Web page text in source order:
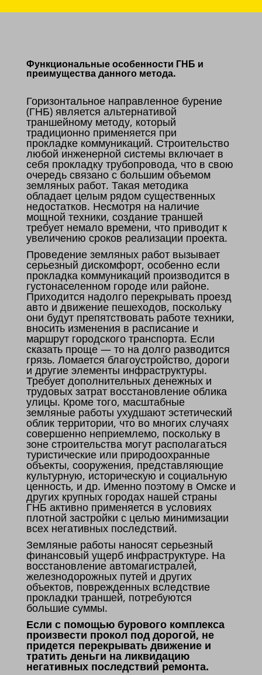
Функциональные особенности ГНБ и
преимущества данного метода.
Горизонтальное направленное бурение
(ГНБ) является альтернативой
траншейному методу, который
традиционно применяется при
прокладке коммуникаций. Строительство
любой инженерной системы включает в
себя прокладку трубопровода, что в свою
очередь связано с большим объемом
земляных работ. Такая методика
обладает целым рядом существенных
недостатков. Несмотря на наличие
мощной техники, создание траншей
требует немало времени, что приводит к
увеличению сроков реализации проекта.
Проведение земляных работ вызывает
серьезный дискомфорт, особенно если
прокладка коммуникаций производится в
густонаселенном городе или районе.
Приходится надолго перекрывать проезд
авто и движение пешеходов, поскольку
они будут препятствовать работе техники,
вносить изменения в расписание и
маршрут городского транспорта. Если
сказать проще — то на долго разводится
грязь. Ломается благоустройство, дороги
и другие элементы инфраструктуры.
Требует дополнительных денежных и
трудовых затрат восстановление облика
улицы. Кроме того, масштабные
земляные работы ухудшают эстетический
облик территории, что во многих случаях
совершенно неприемлемо, поскольку в
зоне строительства могут располагаться
туристические или природоохранные
объекты, сооружения, представляющие
культурную, историческую и социальную
ценность, и др. Именно поэтому в Омске и
других крупных городах нашей страны
ГНБ активно применяется в условиях
плотной застройки с целью минимизации
всех негативных последствий.
Земляные работы наносят серьезный
финансовый ущерб инфраструктуре. На
восстановление автомагистралей,
железнодорожных путей и других
объектов, поврежденных вследствие
прокладки траншей, потребуются
большие суммы.
Если с помощью бурового комплекса
произвести прокол под дорогой, не
придется перекрывать движение и
тратить деньги на ликвидацию
негативных последствий ремонта.